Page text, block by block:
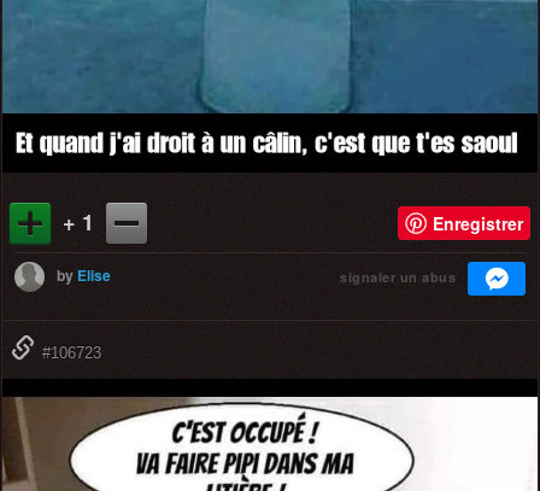
+ 1 Enregistrer
by Elise signaler un abus
#106723